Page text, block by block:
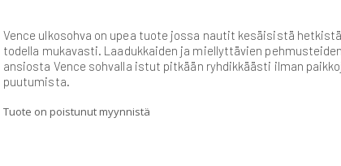
Vence ulkosohva on upea tuote jossa nautit kesäisistä hetkistä
todella mukavasti. Laadukkaiden ja miellyttävien pehmusteiden
ansiosta Vence sohvalla istut pitkään ryhdikkäästi ilman
puutumista.
Tuote on poistunut myynnistä